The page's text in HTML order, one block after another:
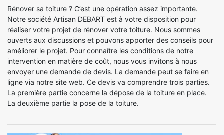
Rénover sa toiture ? C’est une opération assez importante.
Notre société Artisan DEBART est à votre disposition pour
réaliser votre projet de rénover votre toiture. Nous sommes
ouverts aux discussions et pouvons apporter des conseils pour
améliorer le projet. Pour connaître les conditions de notre
intervention en matière de coût, nous vous invitons à nous
envoyer une demande de devis. La demande peut se faire en
ligne via notre site web. Ce devis va comprendre trois parties.
La première partie concerne la dépose de la toiture en place.
La deuxième partie la pose de la toiture.